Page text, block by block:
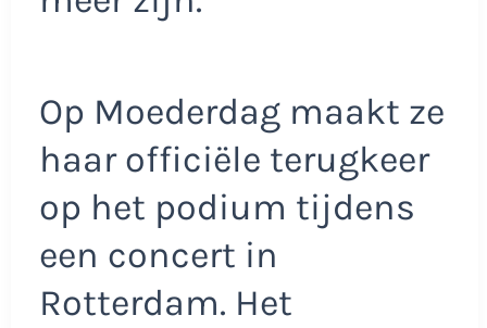
Op Moederdag maakt ze
haar officiële terugkeer
op het podium tijdens
een concert in
Rotterdam. Het